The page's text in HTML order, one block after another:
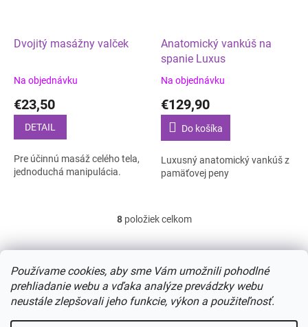
Používame cookies, aby sme Vám umožnili pohodlné
prehliadanie webu a vďaka analýze prevádzky webu
neustále zlepšovali jeho funkcie, výkon a použiteľnosť.
Dvojitý masážny valček
Na objednávku
€23,50
DETAIL
Pre účinnú masáž celého tela,
jednoduchá manipulácia.
Anatomický vankúš na
spanie Luxus
Na objednávku
€129,90
Do košíka
Luxusný anatomický vankúš z
pamäťovej peny
O
l
á
d
a
c
8položiek celkom
Z